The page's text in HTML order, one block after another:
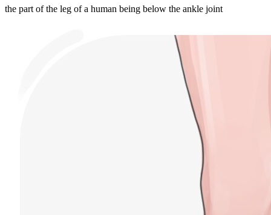
the part of the leg of a human being below the ankle joint